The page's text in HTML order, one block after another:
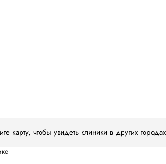
карту, чтобы увидеть клиники в других городах